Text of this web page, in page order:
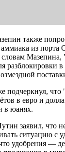
также
аммиака из порта
разблокировки
подчеркнул,
в евро и
в юанях.
заявил, что
ситуацию с
удобрения —